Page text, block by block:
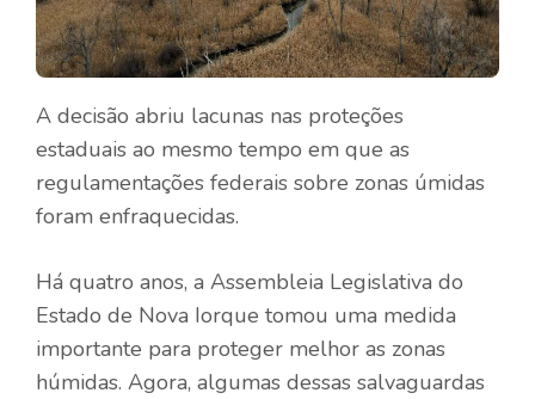
A decisão abriu lacunas nas proteções
estaduais ao mesmo tempo em que as
regulamentações federais sobre zonas úmidas
foram enfraquecidas.
Há quatro anos, a Assembleia Legislativa do
Estado de Nova Iorque tomou uma medida
importante para proteger melhor as zonas
húmidas. Agora, algumas dessas salvaguardas